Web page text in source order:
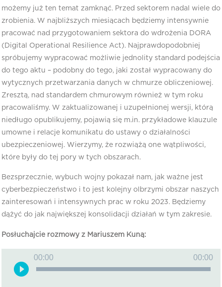
możemy już ten temat zamknąć. Przed sektorem nadal wiele do
zrobienia. W najbliższych miesiącach będziemy intensywnie
pracować nad przygotowaniem sektora do wdrożenia DORA
(Digital Operational Resilience Act). Najprawdopodobniej
spróbujemy wypracować możliwie jednolity standard podejścia
do tego aktu – podobny do tego, jaki został wypracowany do
wytycznych przetwarzania danych w chmurze obliczeniowej.
Zresztą, nad standardem chmurowym również w tym roku
pracowaliśmy. W zaktualizowanej i uzupełnionej wersji, którą
niedługo opublikujemy, pojawią się m.in. przykładowe klauzule
umowne i relacje komunikatu do ustawy o działalności
ubezpieczeniowej. Wierzymy, że rozwiążą one wątpliwości,
które były do tej pory w tych obszarach.
Bezsprzecznie, wybuch wojny pokazał nam, jak ważne jest
cyberbezpieczeństwo i to jest kolejny olbrzymi obszar naszych
zainteresowań i intensywnych prac w roku 2023. Będziemy
dążyć do jak największej konsolidacji działań w tym zakresie.
Posłuchajcie rozmowy z Mariuszem Kuną:
Odtwarzacz
plików
dźwiękowych
00:00 00:00